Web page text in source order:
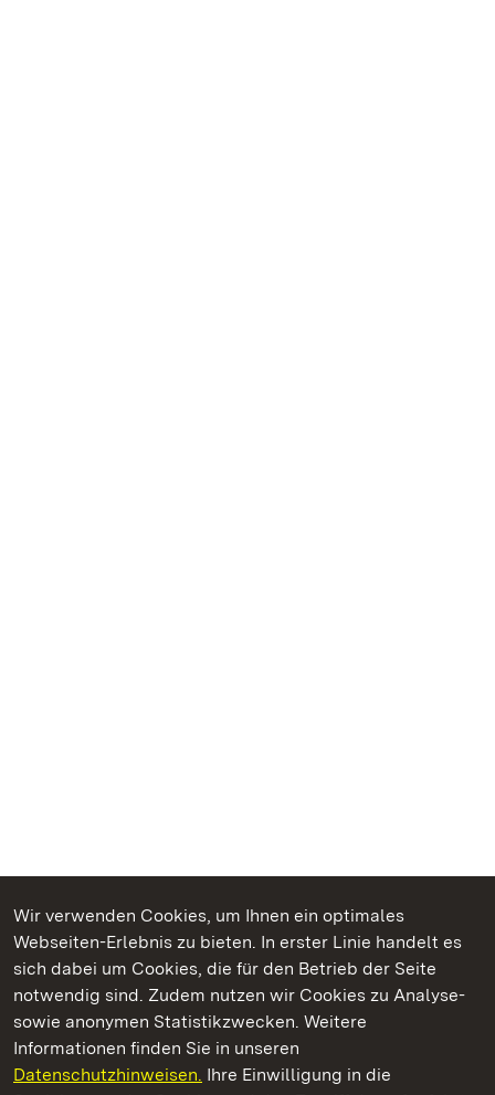
Wir verwenden Cookies, um Ihnen ein optimales
Webseiten-Erlebnis zu bieten. In erster Linie handelt es
sich dabei um Cookies, die für den Betrieb der Seite
notwendig sind. Zudem nutzen wir Cookies zu Analyse-
sowie anonymen Statistikzwecken. Weitere
Informationen finden Sie in unseren
Datenschutzhinweisen. Ihre Einwilligung in die
Kommen. Staunen. Genießen.
Schloss und Schlossgarten Schwetzingen